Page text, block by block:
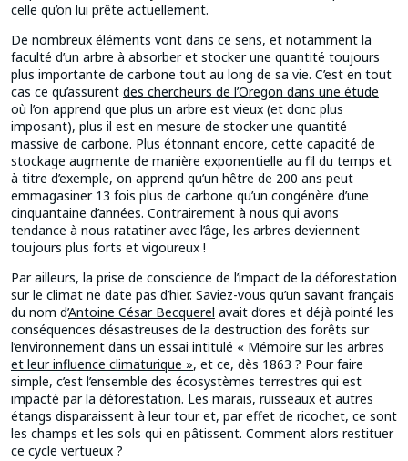
celle qu’on lui prête actuellement.
De nombreux éléments vont dans ce sens, et notamment la
faculté d’un arbre à absorber et stocker une quantité toujours
plus importante de carbone tout au long de sa vie. C’est en tout
cas ce qu’assurent des chercheurs de l’Oregon dans une étude
où l’on apprend que plus un arbre est vieux (et donc plus
imposant), plus il est en mesure de stocker une quantité
massive de carbone. Plus étonnant encore, cette capacité de
stockage augmente de manière exponentielle au fil du temps et
à titre d’exemple, on apprend qu’un hêtre de 200 ans peut
emmagasiner 13 fois plus de carbone qu’un congénère d’une
cinquantaine d’années. Contrairement à nous qui avons
tendance à nous ratatiner avec l’âge, les arbres deviennent
toujours plus forts et vigoureux !
Par ailleurs, la prise de conscience de l’impact de la déforestation
sur le climat ne date pas d’hier. Saviez-vous qu’un savant français
du nom d’Antoine César Becquerel avait d’ores et déjà pointé les
conséquences désastreuses de la destruction des forêts sur
l’environnement dans un essai intitulé « Mémoire sur les arbres
et leur influence climaturique », et ce, dès 1863 ? Pour faire
simple, c’est l’ensemble des écosystèmes terrestres qui est
impacté par la déforestation. Les marais, ruisseaux et autres
étangs disparaissent à leur tour et, par effet de ricochet, ce sont
les champs et les sols qui en pâtissent. Comment alors restituer
ce cycle vertueux ?